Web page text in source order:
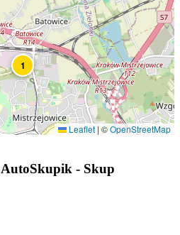
1
Leaflet | ©OpenStreetMap
- Skup